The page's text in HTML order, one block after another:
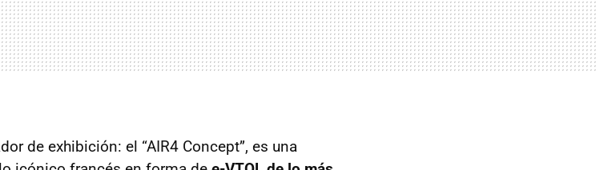
de exhibición: el “AIR4 Concept”, es una